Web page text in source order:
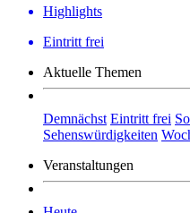
Highlights
Eintritt frei
Aktuelle Themen
Demnächst Eintritt frei
Sehenswürdigkeiten
Veranstaltungen